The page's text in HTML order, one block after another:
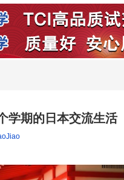
学期的日本交流生活